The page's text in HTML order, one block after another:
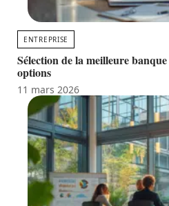
ENTREPRISE
Sélection de la meilleure
options
11 mars 2026